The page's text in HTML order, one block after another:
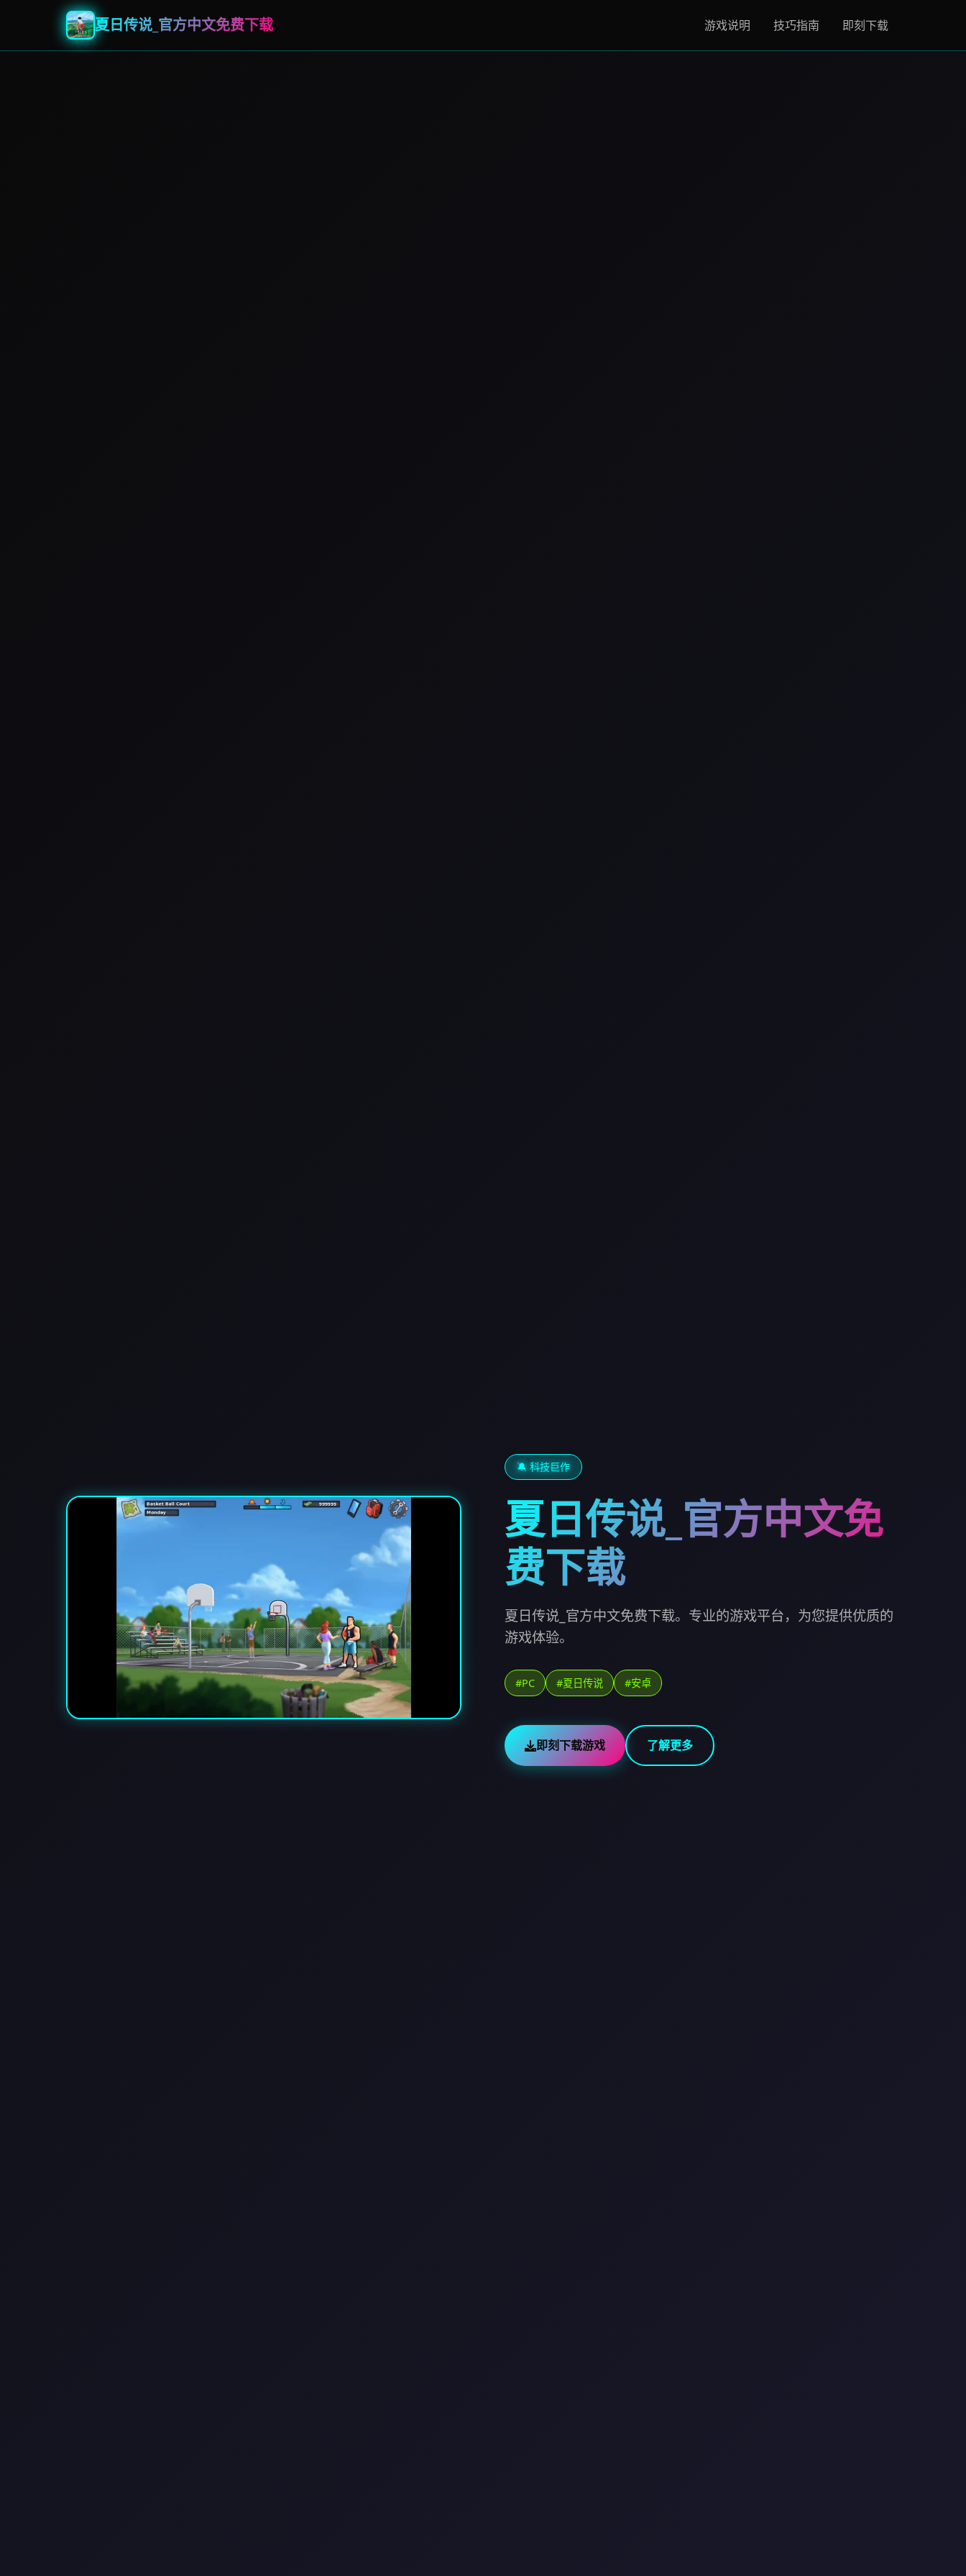
夏日传说_官方中文免费下载 游戏说明 技巧指南 即刻下载
🔕 科技巨作
夏日传说_官方中文免
费下载
夏日传说_官方中文免费下载。专业的游戏平台，为您提供优质的
游戏体验。
#PC #夏日传说 #安卓
即刻下载游戏 了解更多